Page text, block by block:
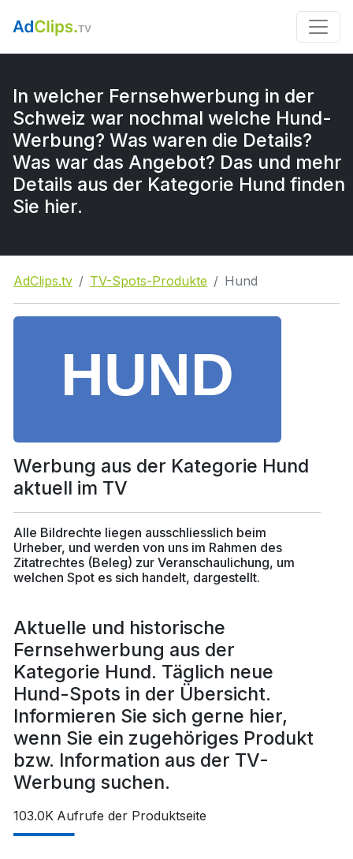
In welcher Fernsehwerbung in der
Schweiz war nochmal welche Hund-
Werbung? Was waren die Details?
Was war das Angebot? Das und mehr
Details aus der Kategorie Hund finden
Sie hier.
AdClips.tv TV-Spots-Produkte Hund
Werbung aus der Kategorie Hund
aktuell im TV
Alle Bildrechte liegen ausschliesslich beim
Urheber, und werden von uns im Rahmen des
Zitatrechtes (Beleg) zur Veranschaulichung, um
welchen Spot es sich handelt, dargestellt.
Aktuelle und historische
Fernsehwerbung aus der
Kategorie Hund. Täglich neue
Hund-Spots in der Übersicht.
Informieren Sie sich gerne hier,
wenn Sie ein zugehöriges Produkt
bzw. Information aus der TV-
Werbung suchen.
103.0K Aufrufe der Produktseite